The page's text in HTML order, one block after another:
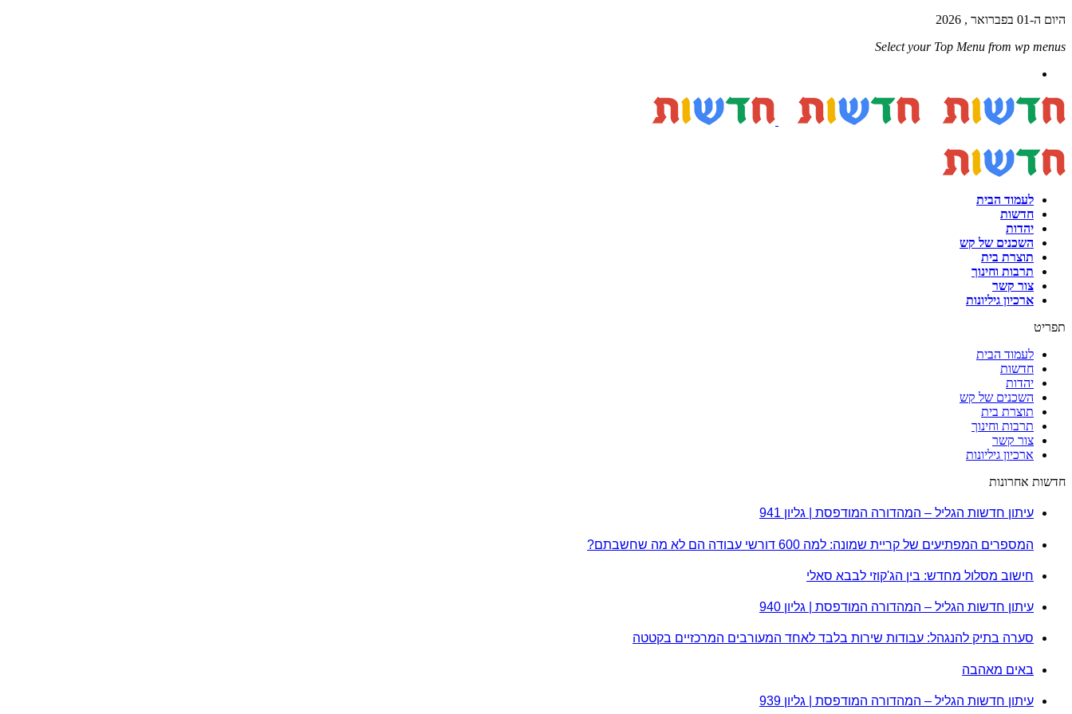
היום ה-01 בפברואר , 2026
Select your Top Menu from wp menus
לעמוד הבית
חדשות
יהדות
השכנים של קש
תוצרת בית
תרבות וחינוך
צור קשר
ארכיון גיליונות
תפריט
לעמוד הבית
חדשות
יהדות
השכנים של קש
תוצרת בית
תרבות וחינוך
צור קשר
ארכיון גיליונות
חדשות אחרונות
עיתון חדשות הגליל – המהדורה המודפסת | גליון 941
המספרים המפתיעים של קריית שמונה: למה 600 דורשי עבודה הם לא מה שחשבתם?
חישוב מסלול מחדש: בין הג'קוזי לבבא סאלי
עיתון חדשות הגליל – המהדורה המודפסת | גליון 940
סערה בתיק להנגהל: עבודות שירות בלבד לאחד המעורבים המרכזיים בקטטה
באים מאהבה
עיתון חדשות הגליל – המהדורה המודפסת | גליון 939